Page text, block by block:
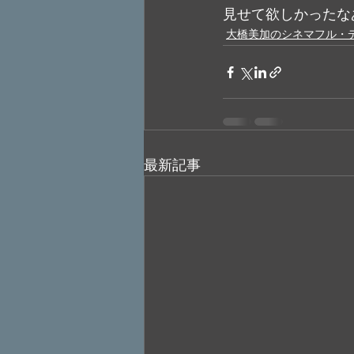
見せて欲しかった
大橋美加のシネマフル・
最新記事